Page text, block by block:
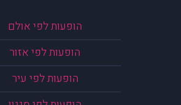
הופעות לפי אולם
הופעות לפי אזור
הופעות לפי עיר